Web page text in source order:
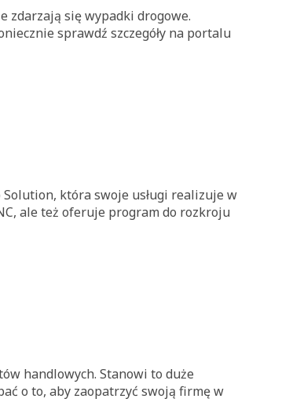
zdarzają się wypadki drogowe.
sprawdź szczegóły na portalu
która swoje usługi realizuje w
ale też oferuje program do rozkroju
handlowych. Stanowi to duże
o to, aby zaopatrzyć swoją firmę w